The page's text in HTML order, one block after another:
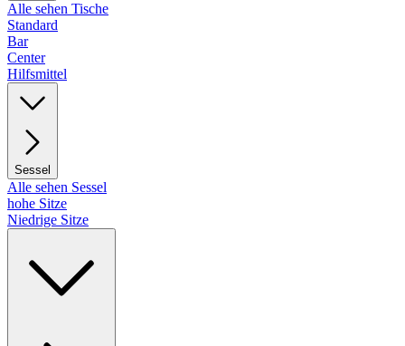
Alle sehen Tische
Standard
Bar
Center
Hilfsmittel
Sessel
Alle sehen Sessel
hohe Sitze
Niedrige Sitze